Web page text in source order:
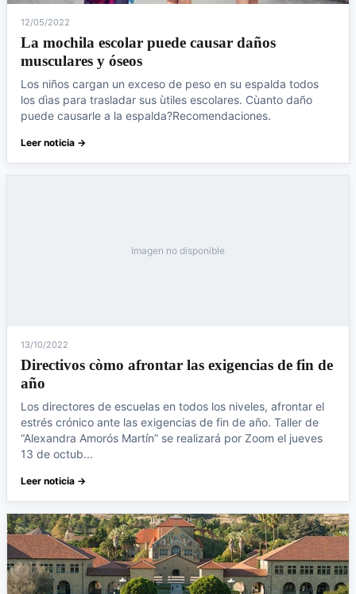
12/05/2022
La mochila escolar puede causar daños
musculares y óseos
Los niños cargan un exceso de peso en su espalda todos
los dìas para trasladar sus ùtiles escolares. Cùanto daño
puede causarle a la espalda?Recomendaciones.
Leer noticia →
Imagen no disponible
13/10/2022
Directivos còmo afrontar las exigencias de fin de
año
Los directores de escuelas en todos los niveles, afrontar el
estrés crónico ante las exigencias de fin de año. Taller de
“Alexandra Amorós Martín” se realizará por Zoom el jueves
13 de octub...
Leer noticia →